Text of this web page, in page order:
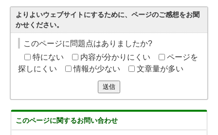
よりよいウェブサイトにするために、ページのご感想をお聞
かせください。
このページに問題点はありましたか?
特にない
内容が分かりにくい
ページを
探しにくい
情報が少ない 文章量が多い
送信
このページに関するお問い合わせ